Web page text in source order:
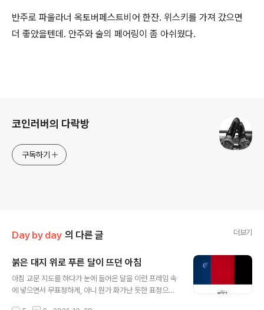
반주로 파울라너 옥토버페스트비어 한잔. 위스키를 가져 갔으면
더 좋았을텐데. 안주와 술의 페어링이 좀 아쉬웠다.
코인러버의 다락방
구독하기
Day by day 의 다른 글 더보기
붉은 대지 위로 푸른 달이 뜨던 아침
아침 교문 지도를 하다가 눈에 들어온 달을 이런 프레임 속
에 넣으면서 무표정하게, 아니 뭔가 화가난 듯한 표정으로